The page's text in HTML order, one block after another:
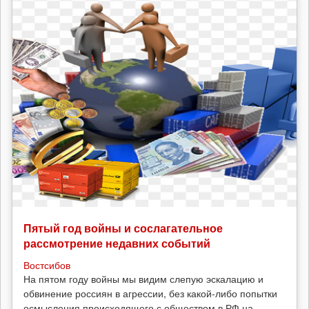
Пятый год войны и сослагательное
рассмотрение недавних событий
Востсибов
На пятом году войны мы видим слепую эскалацию и
обвинение россиян в агрессии, без какой-либо попытки